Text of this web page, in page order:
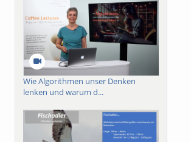
Wie Algorithmen unser Denken
lenken und warum d...